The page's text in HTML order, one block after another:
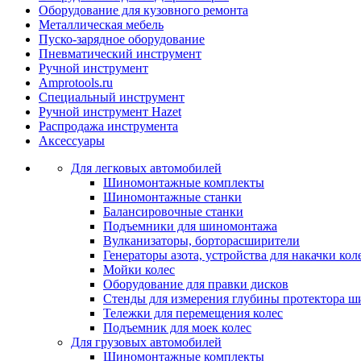
Оборудование для кузовного ремонта
Металлическая мебель
Пуско-зарядное оборудование
Пневматический инструмент
Ручной инструмент
Amprotools.ru
Специальный инструмент
Ручной инструмент Hazet
Распродажа инструмента
Аксессуары
Для легковых автомобилей
Шиномонтажные комплекты
Шиномонтажные станки
Балансировочные станки
Подъемники для шиномонтажа
Вулканизаторы, борторасширители
Генераторы азота, устройства для накачки
Мойки колес
Оборудование для правки дисков
Стенды для измерения глубины протектора
Тележки для перемещения колес
Подъемник для моек колеc
Для грузовых автомобилей
Шиномонтажные комплекты